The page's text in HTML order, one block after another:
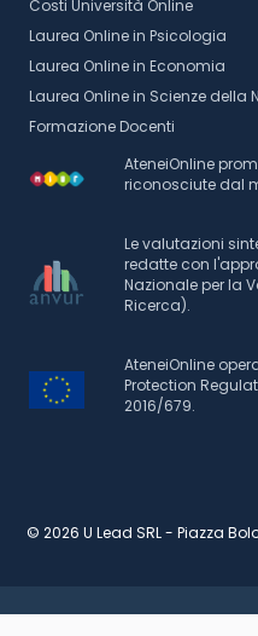
Costi Università Online
Laurea Online in Psicologia
Laurea Online in Economia
Laurea Online in Scienze della
Formazione Docenti
AteneiOnline
riconosciute dal
Le valutazioni
redatte con
Nazionale per la
Ricerca).
AteneiOnline
Protection
2016/679.
© 2026 U Lead SRL - Piazza